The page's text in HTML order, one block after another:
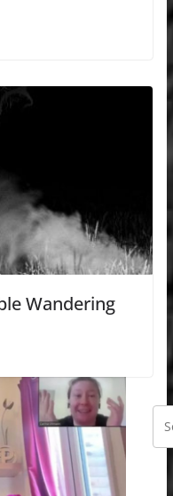
Wandering